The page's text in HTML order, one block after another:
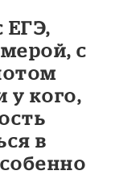
ЕГЭ,
с
у кого,
в